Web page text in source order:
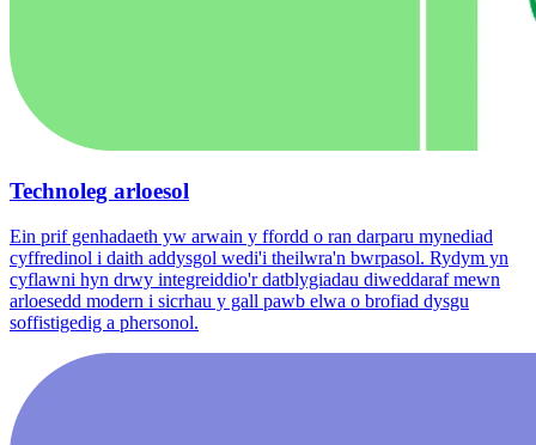
Technoleg arloesol
Ein prif genhadaeth yw arwain y ffordd o ran darparu mynediad
cyffredinol i daith addysgol wedi'i theilwra'n bwrpasol. Rydym yn
cyflawni hyn drwy integreiddio'r datblygiadau diweddaraf mewn
arloesedd modern i sicrhau y gall pawb elwa o brofiad dysgu
soffistigedig a phersonol.